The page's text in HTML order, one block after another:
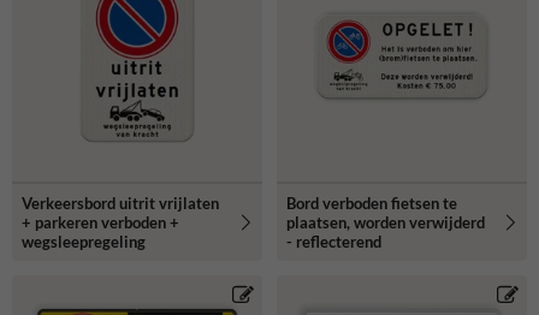
Verkeersbord uitrit vrijlaten
+ parkeren verboden +
wegsleepregeling
Bord verboden fietsen te
plaatsen, worden verwijderd
- reflecterend